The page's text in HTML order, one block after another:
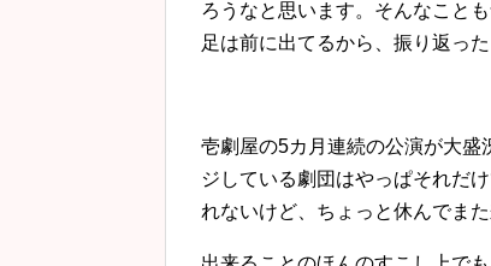
ろうなと思います。そんなこと
足は前に出てるから、振り返っ
壱劇屋の5カ月連続の公演が大盛
ジしている劇団はやっぱそれだ
れないけど、ちょっと休んでま